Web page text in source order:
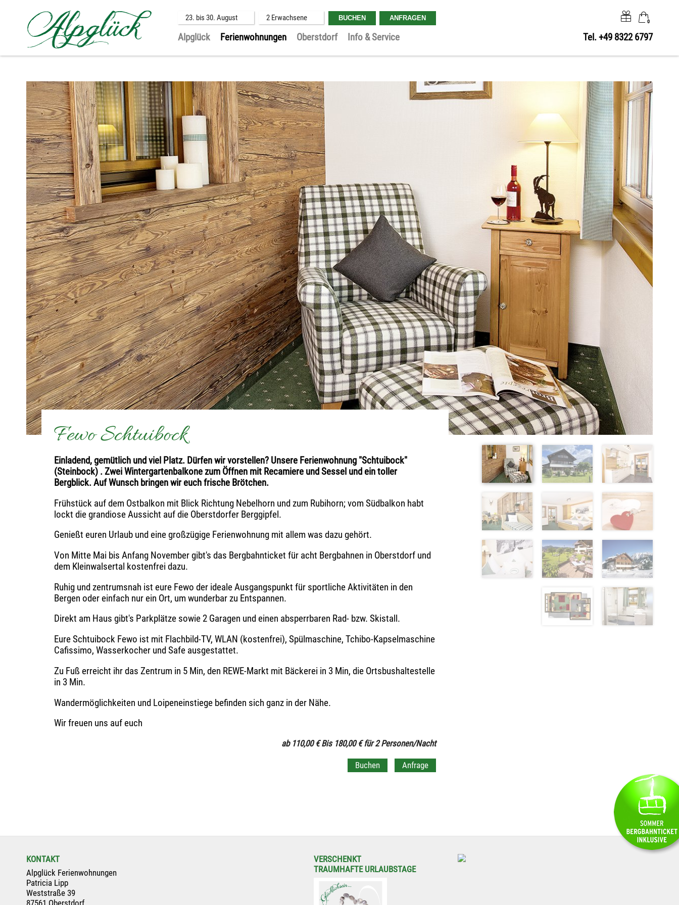
23. bis 30. August 2 Erwachsene
Alpglück Ferienwohnungen Oberstdorf Info & Service Tel.+49 8322 6797
0
×
Warenkorb ist leer
Fewo Schtuibock
Einladend, gemütlich und viel Platz. Dürfen wir vorstellen? Unsere Ferienwohnung "Schtuibock"
(Steinbock) . Zwei Wintergartenbalkone zum Öffnen mit Recamiere und Sessel und ein toller
Bergblick. Auf Wunsch bringen wir euch frische Brötchen.
Frühstück auf dem Ostbalkon mit Blick Richtung Nebelhorn und zum Rubihorn; vom Südbalkon habt
lockt die grandiose Aussicht auf die Oberstdorfer Berggipfel.
Genießt euren Urlaub und eine großzügige Ferienwohnung mit allem was dazu gehört.
Von Mitte Mai bis Anfang November gibt's das Bergbahnticket für acht Bergbahnen in Oberstdorf und
dem Kleinwalsertal kostenfrei dazu.
Ruhig und zentrumsnah ist eure Fewo der ideale Ausgangspunkt für sportliche Aktivitäten in den
Bergen oder einfach nur ein Ort, um wunderbar zu Entspannen.
Direkt am Haus gibt's Parkplätze sowie 2 Garagen und einen absperrbaren Rad- bzw. Skistall.
Eure Schtuibock Fewo ist mit Flachbild-TV, WLAN (kostenfrei), Spülmaschine, Tchibo-Kapselmaschine
Cafissimo, Wasserkocher und Safe ausgestattet.
Zu Fuß erreicht ihr das Zentrum in 5 Min, den REWE-Markt mit Bäckerei in 3 Min, die Ortsbushaltestelle
in 3 Min.
Wandermöglichkeiten und Loipeneinstiege befinden sich ganz in der Nähe.
Wir freuen uns auf euch
ab 110,00 € Bis 180,00 € für 2 Personen/Nacht
Buchen Anfrage
KONTAKT
Alpglück Ferienwohnungen
Patricia Lipp
Weststraße 39
VERSCHENKT
TRAUMHAFTE URLAUBSTAGE